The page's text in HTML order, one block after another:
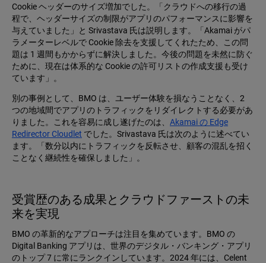
Cookie ヘッダーのサイズ増加でした。「クラウドへの移行の過
程で、ヘッダーサイズの制限がアプリのパフォーマンスに影響を
与えていました」と Srivastava 氏は説明します。「Akamai がパ
ラメーターレベルで Cookie 除去を支援してくれたため、この問
題は 1 週間もかからずに解決しました。今後の問題を未然に防ぐ
ために、現在は体系的な Cookie の許可リストの作成支援も受け
ています」。
別の事例として、BMO は、ユーザー体験を損なうことなく、2
つの地域間でアプリのトラフィックをリダイレクトする必要があ
りました。これを容易に成し遂げたのは、 Akamai の Edge
Redirector Cloudlet でした。Srivastava 氏は次のように述べてい
ます。「数分以内にトラフィックを反転させ、顧客の混乱を招く
ことなく継続性を確保しました」。
受賞歴のある成果とクラウドファーストの未
来を実現
BMO の革新的なアプローチは注目を集めています。BMO の
Digital Banking アプリは、世界のデジタル・バンキング・アプリ
のトップ 7 に常にランクインしています。2024 年には、Celent